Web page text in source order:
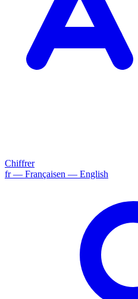
Chiffrer
fr— Françaisen — English